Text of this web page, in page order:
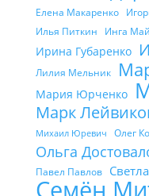
Елена Макаренко
Илья Питкин
Инга
Ирина Губаренко
Лилия Мельник
Мария Юрченко
Марк
Михаил Юревич Олег
Ольга
Павел Павлов
Семён